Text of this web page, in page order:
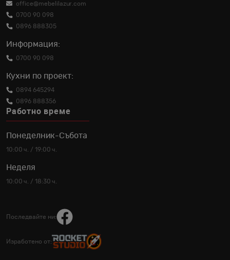
office@mebelilazur.com
0700 90 098
0896 888305
Информация:
0700 90 098
Кухни по проект:
0894 645294
0896 888356
Работно време
Понеделник-Събота
10:00 ч. / 19:00 ч.
Неделя
10:00 ч. / 18:30 ч.
Последвайте ни:
Изработено от: